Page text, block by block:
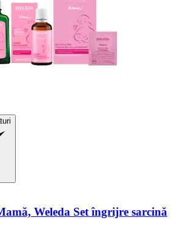
Weleda Set îngrijre sarcină